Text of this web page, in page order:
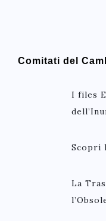
Comitati del
I files
Scopri
La